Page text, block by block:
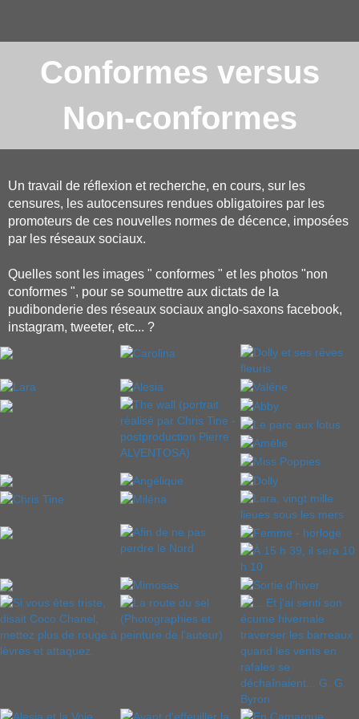
Conformes versus
Non-conformes
Un travail de réflexion et recherche, en cours, sur les
censures, les autocensures rendues obligatoires par les
promoteurs de ces nouvelles normes de décence, imposées
par les réseaux sociaux.
Quelles sont les images " conformes " et les photos "non
conformes ", pour se soumettre aux dictats de la
pudibonderie des réseaux sociaux anglo-saxons facebook,
instagram, tweeter, etc... ?